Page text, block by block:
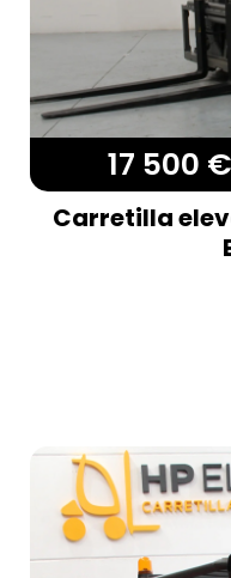
17 500 €
Carretilla